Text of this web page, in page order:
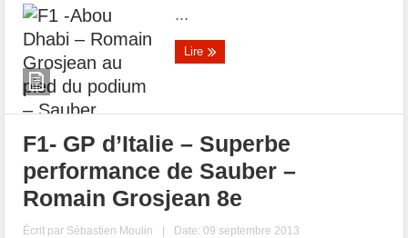
...
Lire
F1- GP d’Italie – Superbe
performance de Sauber –
Romain Grosjean 8e
Écrit par Sébastien Moulin | Date: 09 septembre 2013